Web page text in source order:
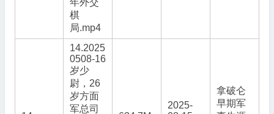
年外交
棋
局.mp4
14.2025
0508-16
岁少
尉，26
岁方面
军总司
2025-
拿破仑
早期军